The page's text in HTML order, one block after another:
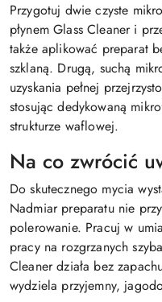
Przygotuj dwie czyste
płynem Glass Cleaner i
także aplikować preparat
szklaną. Drugą, suchą
uzyskania pełnej
stosując dedykowaną
strukturze waflowej.
Na co zwrócić
Do skutecznego mycia
Nadmiar preparatu nie
polerowanie. Pracuj w
pracy na rozgrzanych
Cleaner działa bez
wydziela przyjemny,